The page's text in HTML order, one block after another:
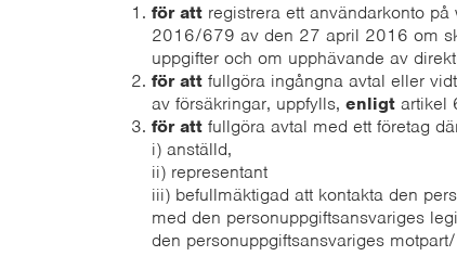
för attregistrera ett användarkonto på
2016/679 av den 27 april 2016 om
uppgifter och om upphävande av
för attfullgöra ingångna avtal eller
av försäkringar, uppfylls, enligtartikel
för attfullgöra avtal med ett företag
i) anställd,
ii) representant
iii) befullmäktigad att kontakta den
med den personuppgiftsansvariges
den personuppgiftsansvariges